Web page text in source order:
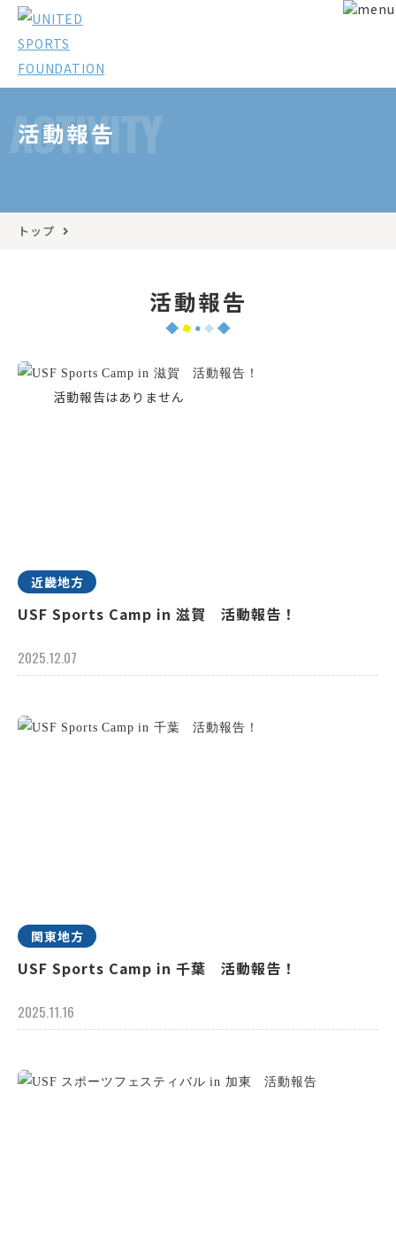
ACTIVITY
活動報告
トップ
活動報告
近畿地方
USF Sports Camp in 滋賀 活動報告！
2025.12.07
関東地方
USF Sports Camp in 千葉 活動報告！
2025.11.16